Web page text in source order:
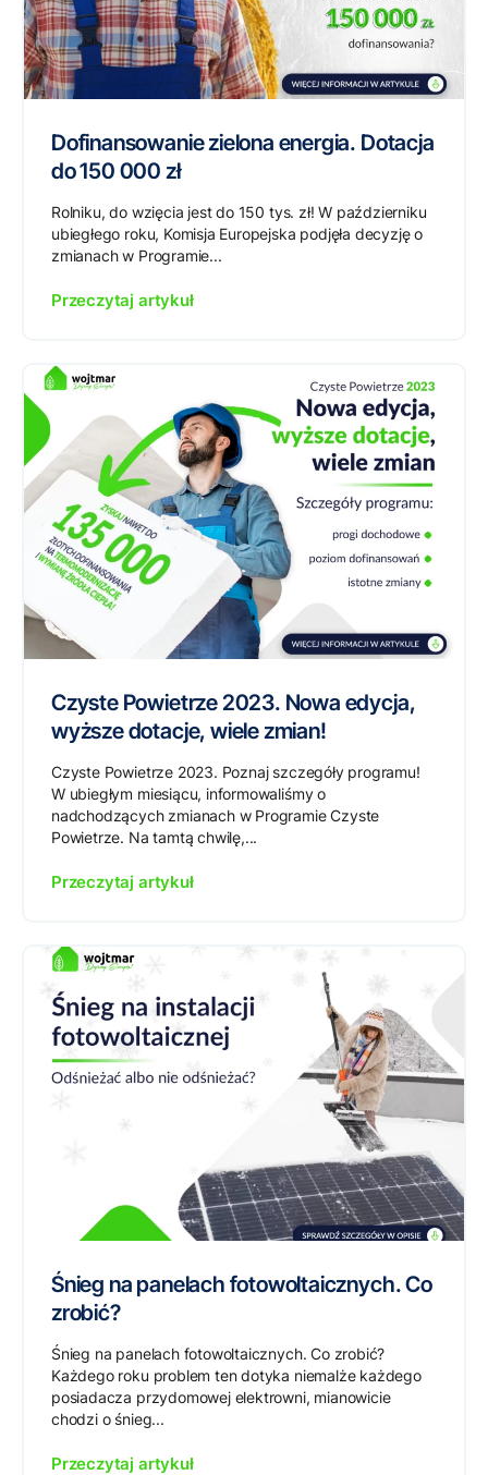
Dofinansowanie zielona energia. Dotacja
do 150 000 zł
Rolniku, do wzięcia jest do 150 tys. zł! W październiku
ubiegłego roku, Komisja Europejska podjęła decyzję o
zmianach w Programie...
Przeczytaj artykuł
Czyste Powietrze 2023. Nowa edycja,
wyższe dotacje, wiele zmian!
Czyste Powietrze 2023. Poznaj szczegóły programu!
W ubiegłym miesiącu, informowaliśmy o
nadchodzących zmianach w Programie Czyste
Powietrze. Na tamtą chwilę,...
Przeczytaj artykuł
Śnieg na panelach fotowoltaicznych. Co
zrobić?
Śnieg na panelach fotowoltaicznych. Co zrobić?
Każdego roku problem ten dotyka niemalże każdego
posiadacza przydomowej elektrowni, mianowicie
chodzi o śnieg...
Przeczytaj artykuł